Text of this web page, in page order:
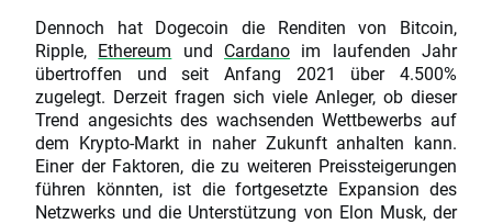
Dennoch hat Dogecoin die Renditen von Bitcoin,
Ripple, Ethereum und Cardano im laufenden Jahr
übertroffen und seit Anfang 2021 über 4.500%
zugelegt. Derzeit fragen sich viele Anleger, ob dieser
Trend angesichts des wachsenden Wettbewerbs auf
dem Krypto-Markt in naher Zukunft anhalten kann.
Einer der Faktoren, die zu weiteren Preissteigerungen
führen könnten, ist die fortgesetzte Expansion des
Netzwerks und die Unterstützung von Elon Musk, der